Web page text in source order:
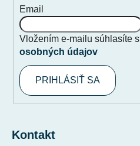
Email
Vložením e-mailu súhlasíte s
osobných údajov
PRIHLÁSIŤ SA
Kontakt